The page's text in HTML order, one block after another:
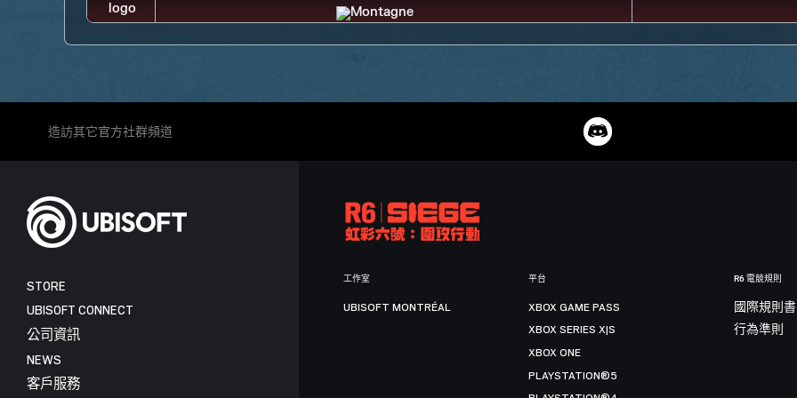
造訪其它官方社群頻道
STORE
UBISOFT CONNECT
公司資訊
NEWS
客戶服務
工作室
UBISOFT MONTRÉAL
平台
XBOX GAME PASS
XBOX SERIES X|S
XBOX ONE
PLAYSTATION®5
R6 電競規則
國際規則書
行為準則